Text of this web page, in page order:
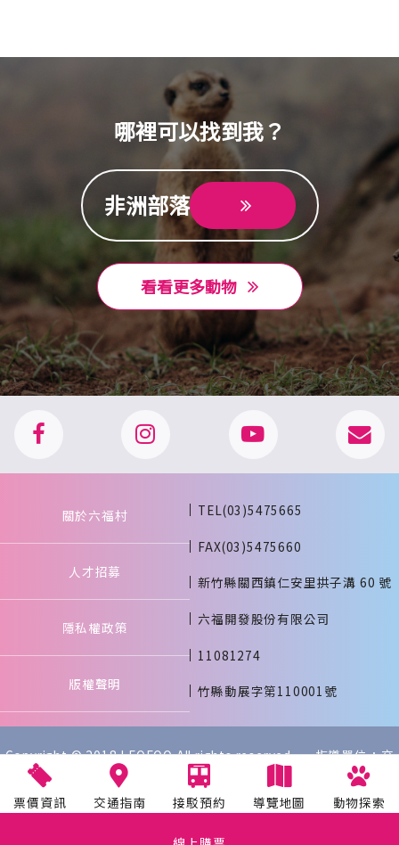
票價資訊 交通指南 接駁預約 導覽地圖 動物探索
哪裡可以找到我？
非洲部落
看看更多動物
關於六福村
人才招募
隱私權政策
版權聲明
TEL(03)5475665
FAX(03)5475660
新竹縣關西鎮仁安里拱子溝 60 號
六福開發股份有限公司
11081274
竹縣動展字第110001號
Copyright © 2018 LEOFOO All rights reserved. 指導單位：交
通部觀光署